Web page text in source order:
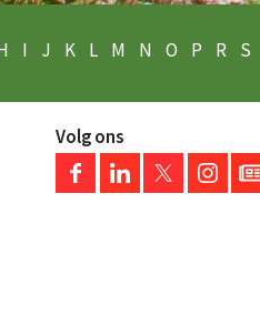
I J K L M N O P R S
Volg ons